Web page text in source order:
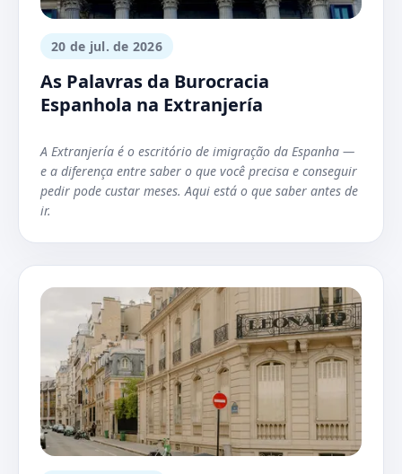
20 de jul. de 2026
As Palavras da Burocracia
Espanhola na Extranjería
A Extranjería é o escritório de imigração da Espanha —
e a diferença entre saber o que você precisa e conseguir
pedir pode custar meses. Aqui está o que saber antes de
ir.